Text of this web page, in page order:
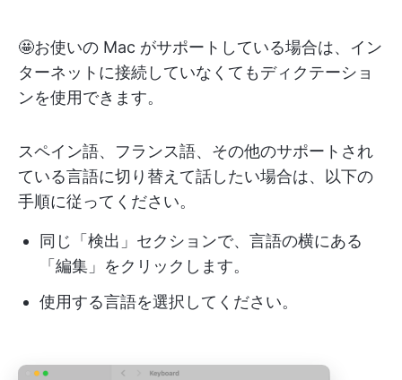
🤩お使いの Mac がサポートしている場合は、イン
ターネットに接続していなくてもディクテーショ
ンを使用できます。
スペイン語、フランス語、その他のサポートされ
ている言語に切り替えて話したい場合は、以下の
手順に従ってください。
同じ「検出」セクションで、言語の横にある
「編集」をクリックします。
使用する言語を選択してください。